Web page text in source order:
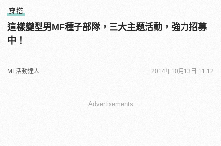
穿搭
這樣變型男MF種子部隊，三大主題活動，強力招募
中！
MF活動達人 2014年10月13日 11:12
Advertisements